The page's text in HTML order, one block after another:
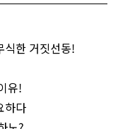
식한 거짓선동!
유!
하다